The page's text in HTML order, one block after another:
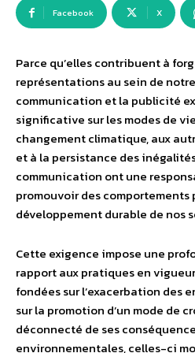
Facebook X
Parce qu’elles contribuent à
représentations au sein de
communication et la publicité
significative sur les modes de
changement climatique, aux
et à la persistance des
communication ont une
promouvoir des comportements
développement durable de nos
Cette exigence impose une
rapport aux pratiques en
fondées sur l’exacerbation des
sur la promotion d’un mode de
déconnecté de ses
environnementales, celles-ci